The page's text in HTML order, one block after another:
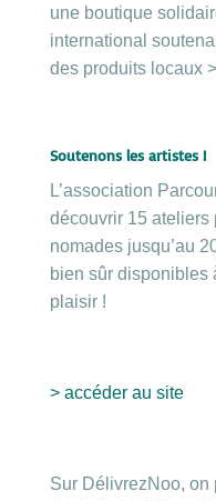
une boutique
international
des produits locaux >
Soutenons les artistes !
L’association
découvrir 15 ateliers
nomades jusqu’au
bien sûr disponibles
plaisir !
> accéder au site
Sur DélivrezNoo, on